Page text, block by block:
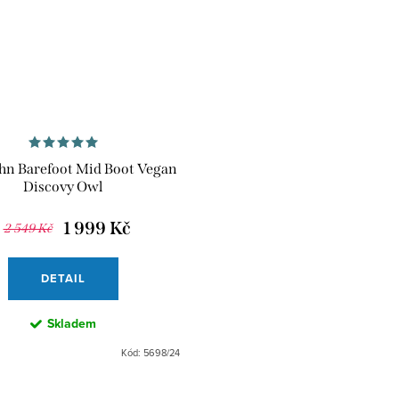
Barefoot Mid Boot Vegan
Discovy Owl
2 549 Kč 1 999 Kč
DETAIL
Skladem
Kód: 5698/24